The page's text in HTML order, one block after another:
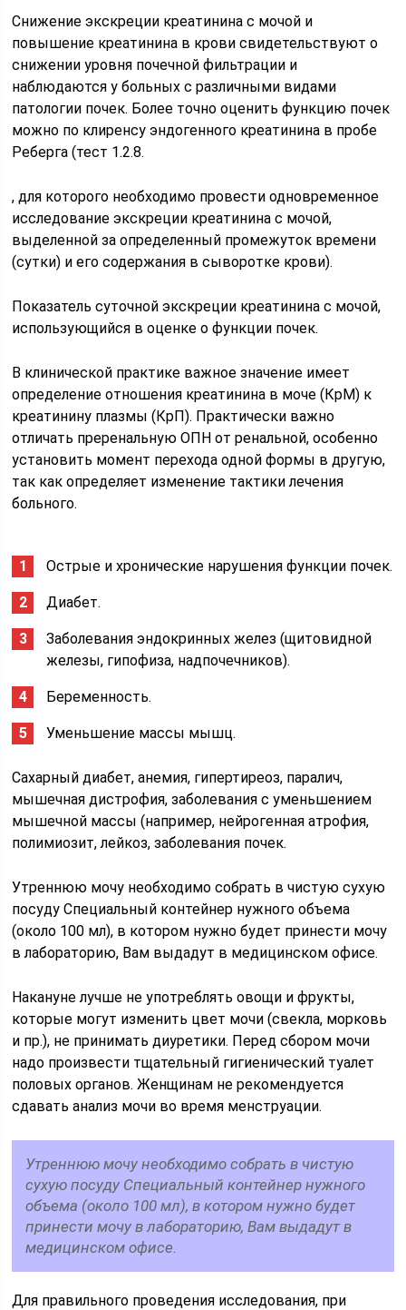
Снижение экскреции креатинина с мочой и
повышение креатинина в крови свидетельствуют о
снижении уровня почечной фильтрации и
наблюдаются у больных с различными видами
патологии почек. Более точно оценить функцию почек
можно по клиренсу эндогенного креатинина в пробе
Реберга (тест 1.2.8.
, для которого необходимо провести одновременное
исследование экскреции креатинина с мочой,
выделенной за определенный промежуток времени
(сутки) и его содержания в сыворотке крови).
Показатель суточной экскреции креатинина с мочой,
использующийся в оценке о функции почек.
В клинической практике важное значение имеет
определение отношения креатинина в моче (КрМ) к
креатинину плазмы (КрП). Практически важно
отличать преренальную ОПН от ренальной, особенно
установить момент перехода одной формы в другую,
так как определяет изменение тактики лечения
больного.
Острые и хронические нарушения функции по­чек.
Диабет.
Заболевания эндокринных желез (щитовидной
железы, гипофиза, надпочечников).
Беременность.
Уменьшение массы мышц.
Сахарный диабет, анемия, гипертиреоз, паралич,
мышечная дистрофия, заболевания с уменьшением
мышечной массы (например, нейрогенная атрофия,
полимиозит, лейкоз, заболевания почек.
Утреннюю мочу необходимо соб­рать в чистую сухую
посуду Специальный контейнер нужного объема
(около 100 мл), в котором нужно будет принести мочу
в лабораторию, Вам выдадут в медицинском офисе.
Накануне лучше не употреблять овощи и фрукты,
которые могут изменить цвет мо­чи (свекла, морковь
и пр.), не принимать диуретики. Перед сбором мочи
надо произ­вести тщательный гигиенический туалет
половых органов. Женщинам не рекоменду­ется
сдавать анализ мочи во время менструации.
Утреннюю мочу необходимо соб­рать в чистую
сухую посуду Специальный контейнер нужного
объема (около 100 мл), в котором нужно будет
принести мочу в лабораторию, Вам выдадут в
медицинском офисе.
Для правильного проведения исследования, при